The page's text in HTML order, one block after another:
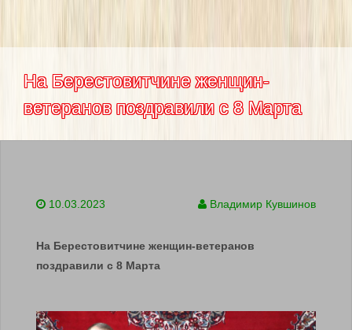
На Берестовитчине женщин-
ветеранов поздравили с 8 Марта
10.03.2023 Владимир Кувшинов
На Берестовитчине женщин-ветеранов
поздравили с 8 Марта